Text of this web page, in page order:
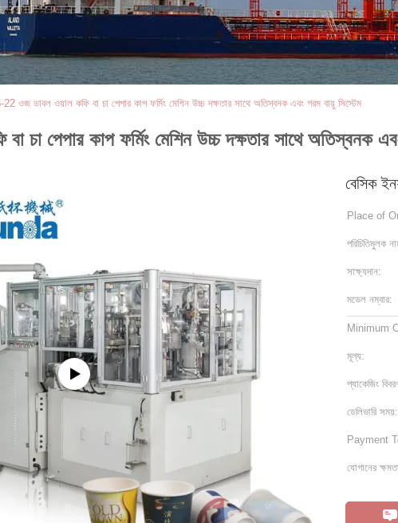
22 ওজ ডাবল ওয়াল কফি বা চা পেপার কাপ ফর্মিং মেশিন উচ্চ দক্ষতার সাথে অতিস্বনক এবং গরম বায়ু সিস্টেম
চা পেপার কাপ ফর্মিং মেশিন উচ্চ দক্ষতার সাথে অতিস্বনক
বেসিক
Place of
পরিচিতিমুলক
সাক্ষ্যদান:
মডেল নম্বার:
Minimum
মূল্য:
প্যাকেজিং
ডেলিভারি সময়:
Payment
যোগানের